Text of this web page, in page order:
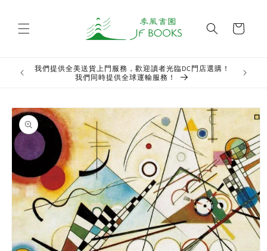
Cart
我們提供全美送貨上門服務，歡迎讀者光臨DC門店選購！
我們同時提供全球運輸服務！
Skip to
product
information